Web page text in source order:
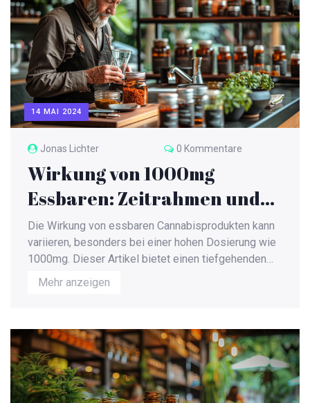
14 MAI 2024
Jonas Lichter 0 Kommentare
Wirkung von 1000mg
Essbaren: Zeitrahmen und
Effekte
Die Wirkung von essbaren Cannabisprodukten kann
variieren, besonders bei einer hohen Dosierung wie
1000mg. Dieser Artikel bietet einen tiefgehenden
Einblick in den Zeitrahmen und die Effekte solcher
Dosierungen. Es wird erklärt, wie diese Produkte
werden Tipps für eine sichere Annahme und
mögliche Nebenwirkungen besprochen.
Mehr anzeigen